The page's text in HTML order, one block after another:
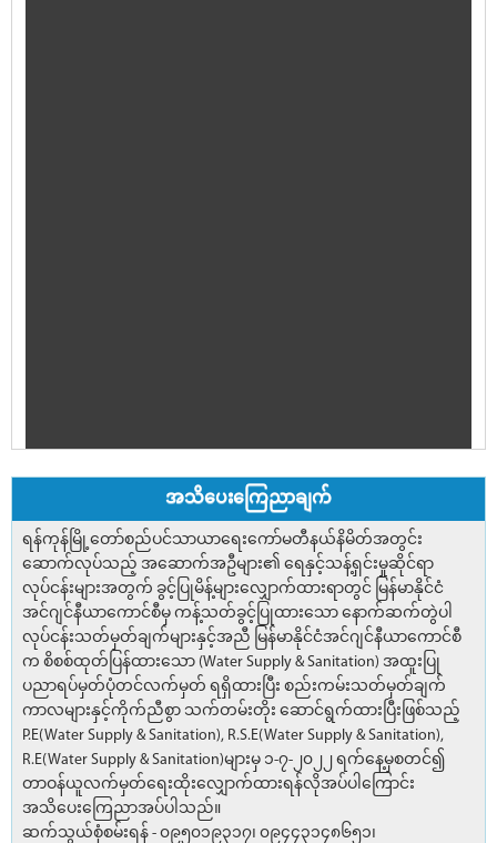
အသိပေးကြေညာချက်
ရန်ကုန်မြို့တော်စည်ပင်သာယာရေးကော်မတီနယ်နိမိတ်အတွင်း
ဆောက်လုပ်သည့် အဆောက်အဦများ၏ ရေနှင့်သန့်ရှင်းမှုဆိုင်ရာ
လုပ်ငန်းများအတွက် ခွင့်ပြုမိန့်များလျှောက်ထားရာတွင် မြန်မာနိုင်ငံ
အင်ဂျင်နီယာကောင်စီမှ ကန့်သတ်ခွင့်ပြုထားသော နောက်ဆက်တွဲပါ
လုပ်ငန်းသတ်မှတ်ချက်များနှင့်အညီ မြန်မာနိုင်ငံအင်ဂျင်နီယာကောင်စီ
က စိစစ်ထုတ်ပြန်ထားသော (Water Supply & Sanitation) အထူးပြု
ပညာရပ်မှတ်ပုံတင်လက်မှတ် ရရှိထားပြီး စည်းကမ်းသတ်မှတ်ချက်
ကာလများနှင့်ကိုက်ညီစွာ သက်တမ်းတိုး ဆောင်ရွက်ထားပြီးဖြစ်သည့်
P.E(Water Supply & Sanitation), R.S.E(Water Supply & Sanitation),
R.E(Water Supply & Sanitation)များမှ ၁-၇-၂၀၂၂ ရက်နေ့မှစတင်၍
တာဝန်ယူလက်မှတ်ရေးထိုးလျှောက်ထားရန်လိုအပ်ပါကြောင်း
အသိပေးကြေညာအပ်ပါသည်။
ဆက်သွယ်စုံစမ်းရန် - ၀၉၅၀၁၉၃၁၇၊ ၀၉၄၄၃၁၄၈၆၅၁၊